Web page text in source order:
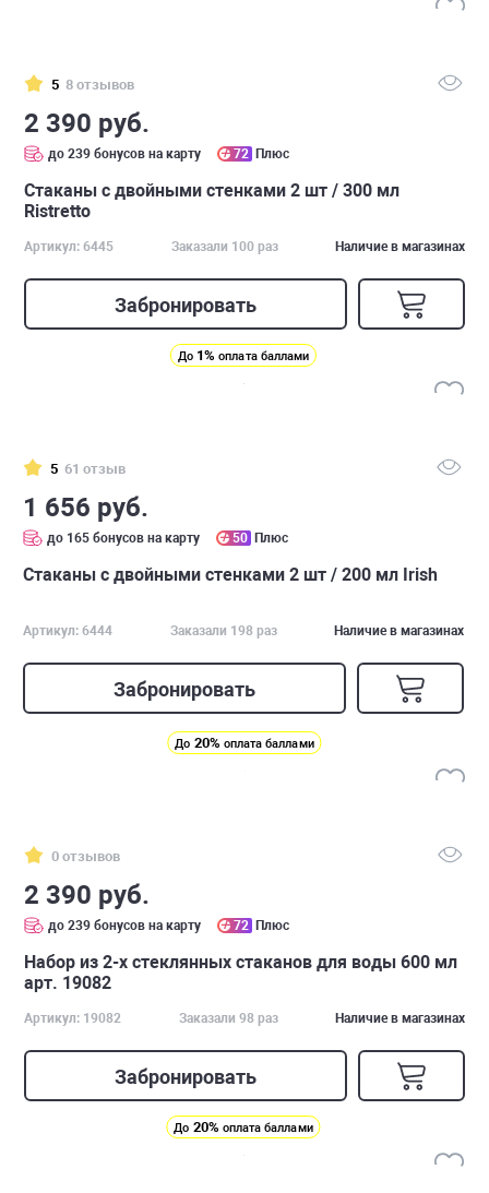
5 8 отзывов
2 390 руб.
до 239 бонусов на карту 72 Плюс
Стаканы с двойными стенками 2 шт / 300 мл
Ristretto
Артикул: 6445 Заказали 100 раз Наличие в магазинах
Забронировать
До 1% оплата баллами
5 61 отзыв
1 656 руб.
до 165 бонусов на карту 50 Плюс
Стаканы с двойными стенками 2 шт / 200 мл Irish
Артикул: 6444 Заказали 198 раз Наличие в магазинах
Забронировать
До 20% оплата баллами
0 отзывов
2 390 руб.
до 239 бонусов на карту 72 Плюс
Набор из 2-х стеклянных стаканов для воды 600 мл
арт. 19082
Артикул: 19082 Заказали 98 раз Наличие в магазинах
Забронировать
До 20% оплата баллами